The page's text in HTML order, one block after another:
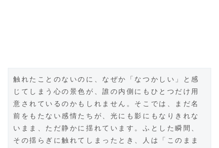
触れたことのないのに、なぜか「なつかしい」と感
じてしまう心の景色が、誰の内側にもひとつだけ用
意されているのかもしれません。そこでは、まだ名
前をもたない感情たちが、光にも影にもなりきれな
いまま、ただ静かに揺れています。ふとした瞬間、
その揺らぎに触れてしまったとき、人は「このまま